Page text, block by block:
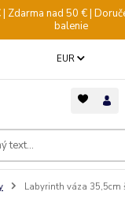
Zdarma nad 50 € |
balenie
EUR
Labyrinth váza 35,5cm